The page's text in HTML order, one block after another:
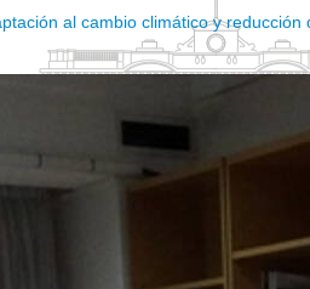
al cambio climático y reducción